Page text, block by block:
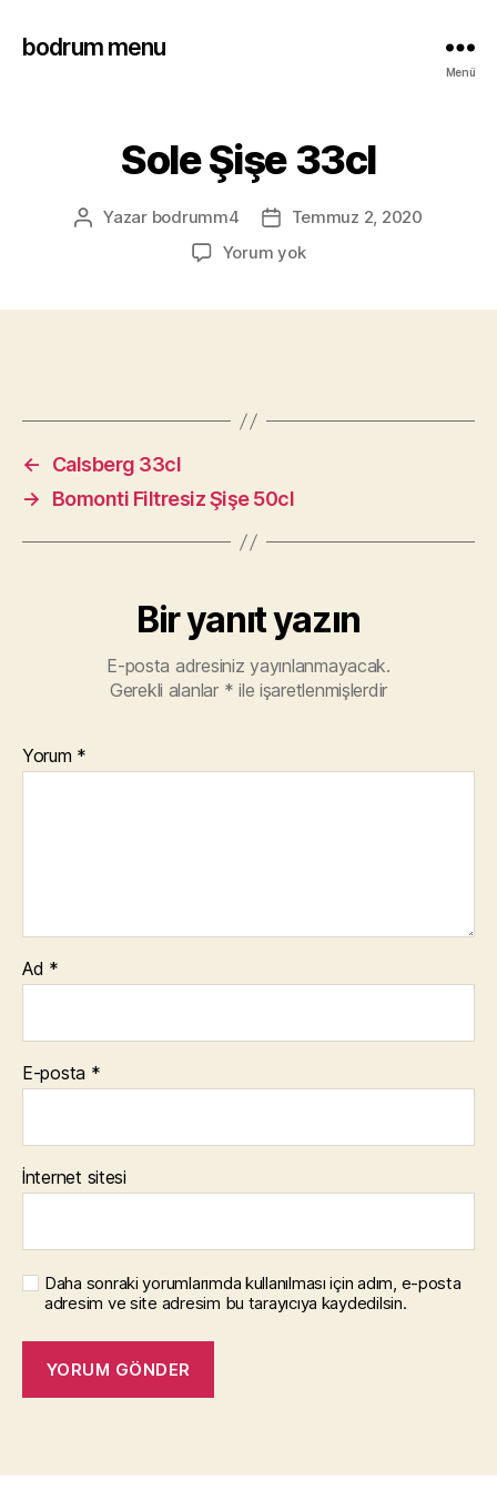
bodrum menu
Menü
Sole Şişe 33cl
Yazar bodrumm4
Temmuz 2, 2020
Yorum yok
←
Calsberg 33cl
→
Bomonti Filtresiz Şişe 50cl
Bir yanıt yazın
E-posta adresiniz yayınlanmayacak.
Gerekli alanlar * ile işaretlenmişlerdir
Yorum *
Ad *
E-posta *
İnternet sitesi
Daha sonraki yorumlarımda kullanılması için adım, e-posta
adresim ve site adresim bu tarayıcıya kaydedilsin.